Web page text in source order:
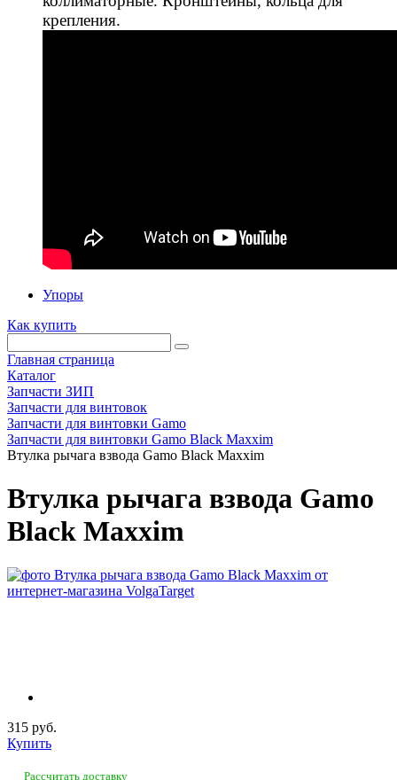
крепления.
Упоры
Как купить
Главная страница
Каталог
Запчасти ЗИП
Запчасти для винтовок
Запчасти для винтовки Gamo
Запчасти для винтовки Gamo Black Maxxim
Втулка рычага взвода Gamo Black Maxxim
Втулка рычага взвода Gamo
Black Maxxim
315 руб.
Купить
Рассчитать доставку